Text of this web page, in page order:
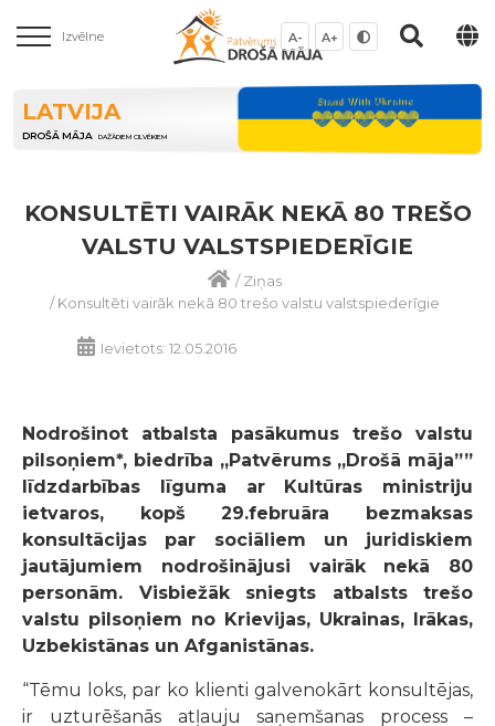
Izvēlne A- A+
LATVIJA
DROŠĀ MĀJA DAŽĀDIEM CILVĒKIEM
KONSULTĒTI VAIRĀK NEKĀ 80 TREŠO
VALSTU VALSTSPIEDERĪGIE
/Ziņas
/Konsultēti vairāk nekā 80 trešo valstu valstspiederīgie
Ievietots: 12.05.2016
Nodrošinot atbalsta pasākumus trešo valstu
pilsoņiem*, biedrība „Patvērums „Drošā māja””
līdzdarbības līguma ar Kultūras ministriju
ietvaros, kopš 29.februāra bezmaksas
konsultācijas par sociāliem un juridiskiem
jautājumiem nodrošinājusi vairāk nekā 80
personām. Visbiežāk sniegts atbalsts trešo
valstu pilsoņiem no Krievijas, Ukrainas, Irākas,
Uzbekistānas un Afganistānas.
“Tēmu loks, par ko klienti galvenokārt konsultējas,
ir uzturēšanās atļauju saņemšanas process –